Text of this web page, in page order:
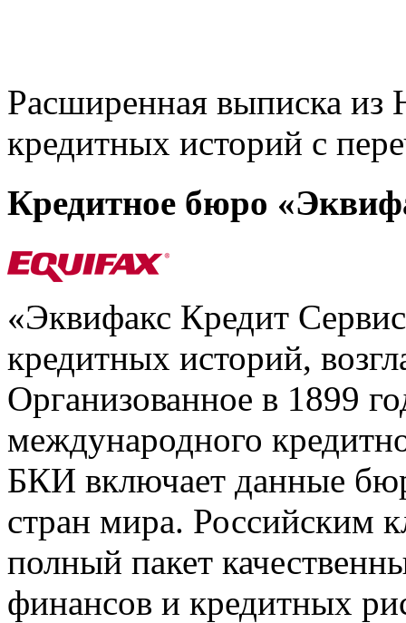
Расширенная выписка из
кредитных историй с
Кредитное бюро
«Эквифакс Кредит
кредитных историй,
Организованное в 1899
международного
БКИ включает данные
стран мира. Российским
полный пакет
финансов и кредитных